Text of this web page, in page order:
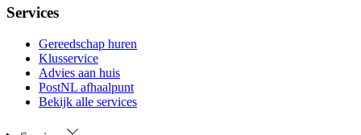
Services
Gereedschap huren
Klusservice
Advies aan huis
PostNL afhaalpunt
Bekijk alle services